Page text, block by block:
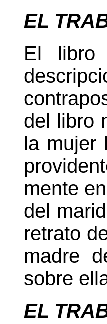
EL
El libro
del libro
la mujer
mente
del
retrato
madre
sobre
EL